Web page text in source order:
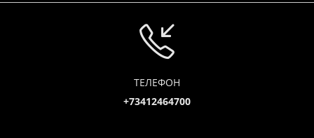
ТЕЛЕФОН
+73412464700